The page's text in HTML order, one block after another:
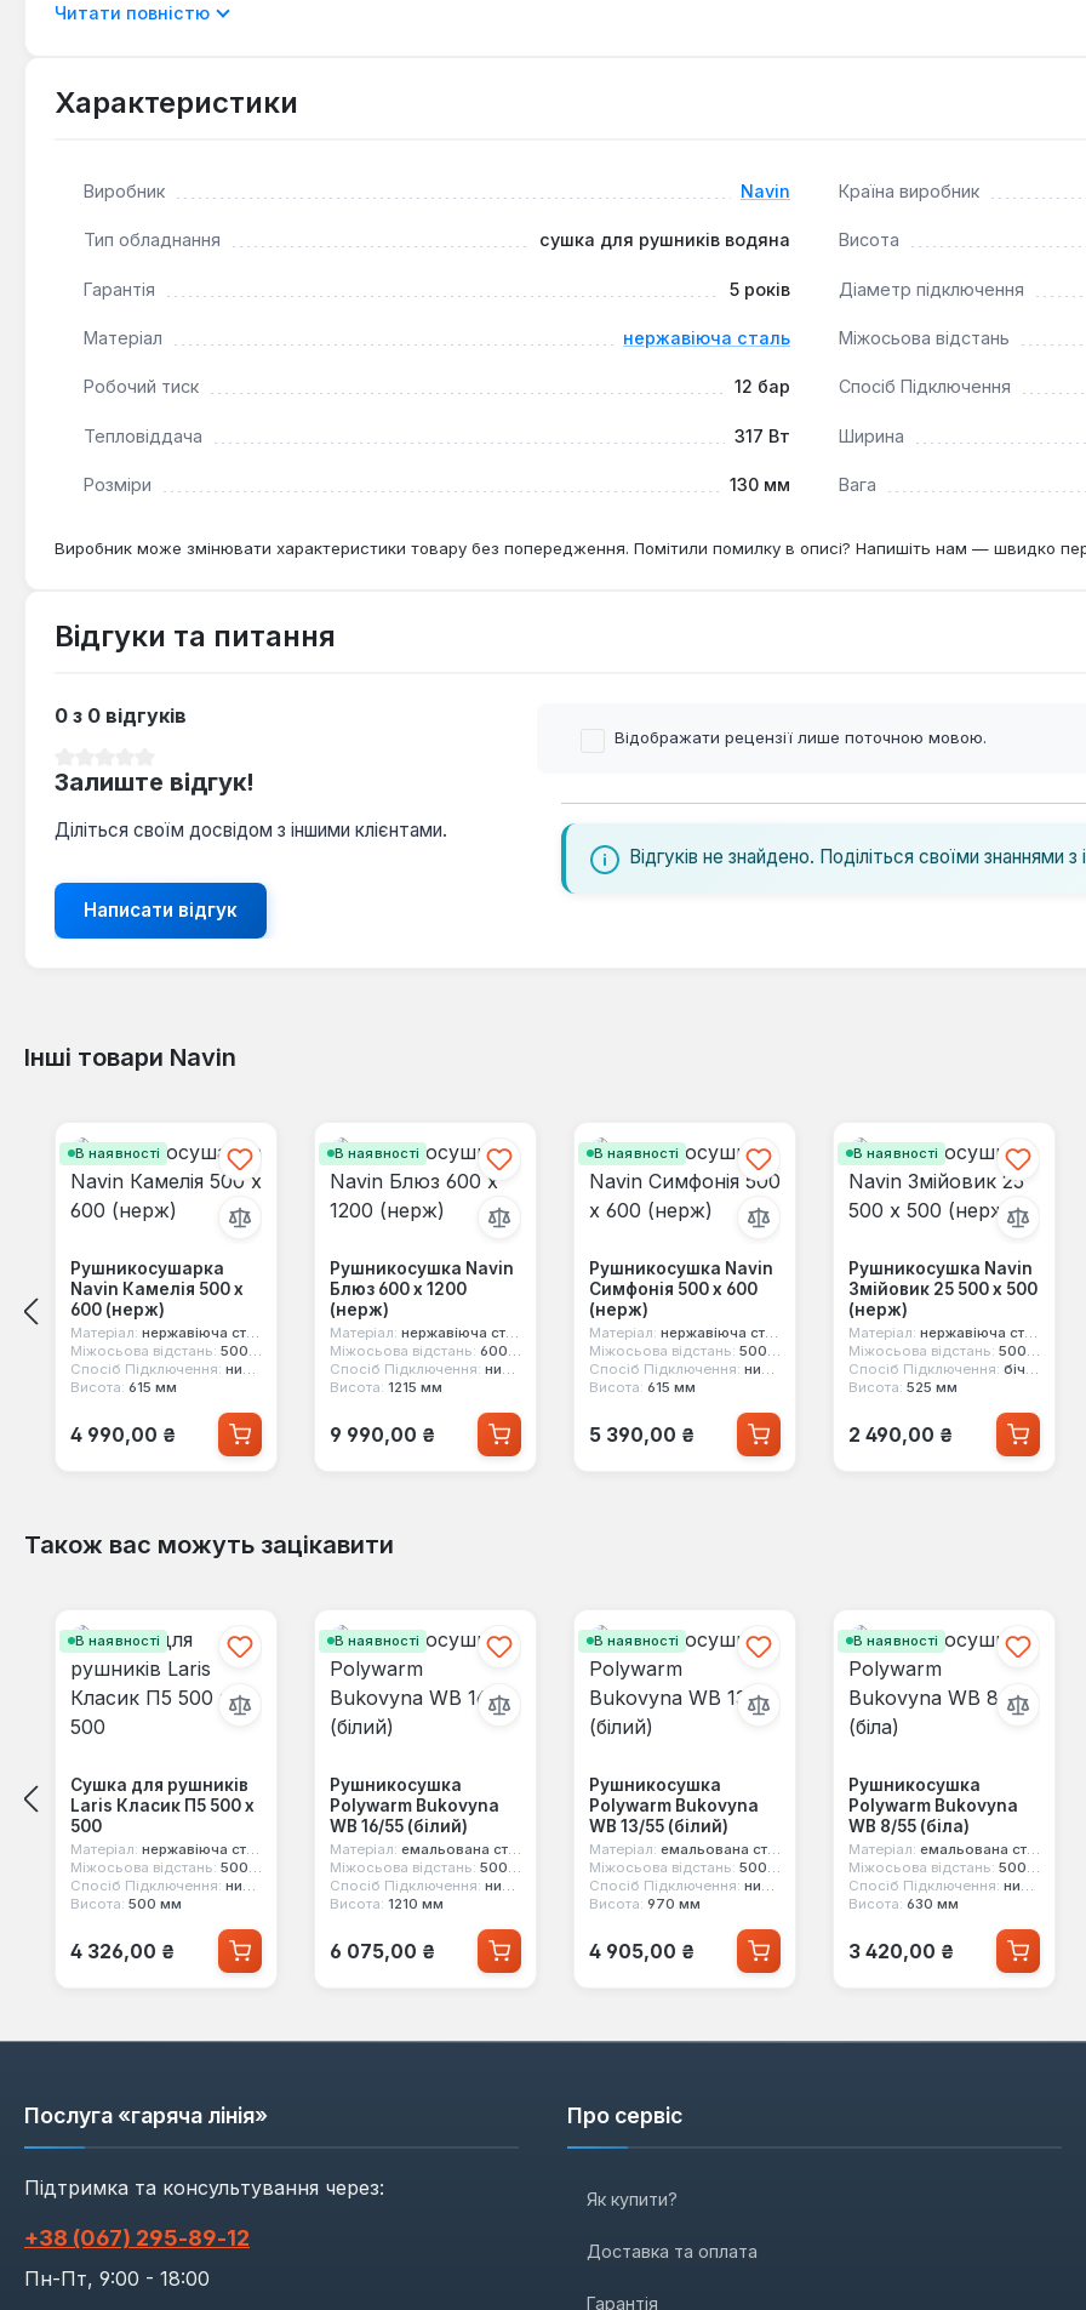
Ефективний обігрів:
ванних кімнат у житлових, громадських та виробничих будівлях, де потрібне надійне та функціональне обладнання.
Читати повністю
Характеристики
Виробник Navin Країна виробник
Тип обладнання сушка для рушників водяна Висота
Гарантія 5 років Діаметр підключення
Матеріал нержавіюча сталь Міжосьова відстань
Робочий тиск 12 бар Спосіб Підключення
Тепловіддача 317 Вт Ширина
Розміри 130 мм Вага
Виробник може змінювати характеристики товару без попередження. Помітили помилку в описі? Напишіть нам — швидко
Відгуки та питання
0 з 0 відгуків
Залиште відгук!
Діліться своїм досвідом з іншими клієнтами.
Написати відгук
Відображати рецензії лише поточною мовою.
Відгуків не знайдено. Поділіться своїми знаннями з
Інші товари Navin
В наявності
Рушникосушарка
Navin Камелія 500 х
600 (нерж)
Матеріал: нержавіюча сталь
Міжосьова відстань: 500 мм
Спосіб Підключення: нижнє
Висота: 615 мм
Звичайна ціна:
4 990,00 ₴
В наявності
Рушникосушка Navin
Блюз 600 х 1200
(нерж)
Матеріал: нержавіюча сталь
Міжосьова відстань: 600 мм
Спосіб Підключення: нижнє
Висота: 1215 мм
Звичайна ціна:
9 990,00 ₴
В наявності
Рушникосушка Navin
Симфонія 500 х 600
(нерж)
Матеріал: нержавіюча сталь
Міжосьова відстань: 500 мм
Спосіб Підключення: нижнє
Висота: 615 мм
Звичайна ціна:
5 390,00 ₴
В наявності
Рушникосушка Navin
Змійовик 25 500 х 500
(нерж)
Матеріал: нержавіюча сталь
Міжосьова відстань: 500 мм
Спосіб Підключення: бічне
Висота: 525 мм
Звичайна ціна:
2 490,00 ₴
Також вас можуть зацікавити
В наявності
Сушка для рушників
Laris Класик П5 500 x
500
Матеріал: нержавіюча сталь
Міжосьова відстань: 500 мм
Спосіб Підключення: нижнє
Висота: 500 мм
Звичайна ціна:
4 326,00 ₴
В наявності
Рушникосушка
Polywarm Bukovyna
WB 16/55 (білий)
Матеріал: емальована сталь
Міжосьова відстань: 500 мм
Спосіб Підключення: нижнє
Висота: 1210 мм
Звичайна ціна:
6 075,00 ₴
В наявності
Рушникосушка
Polywarm Bukovyna
WB 13/55 (білий)
Матеріал: емальована сталь
Міжосьова відстань: 500 мм
Спосіб Підключення: нижнє
Висота: 970 мм
Звичайна ціна:
4 905,00 ₴
В наявності
Рушникосушка
Polywarm Bukovyna
WB 8/55 (біла)
Матеріал: емальована сталь
Міжосьова відстань: 500 мм
Спосіб Підключення: нижнє
Висота: 630 мм
Звичайна ціна:
3 420,00 ₴
Послуга «гаряча лінія»
Підтримка та консультування через:
+38 (067) 295‑89‑12
Пн-Пт, 9:00 - 18:00
Про сервіс
Як купити?
Доставка та оплата
Гарантія